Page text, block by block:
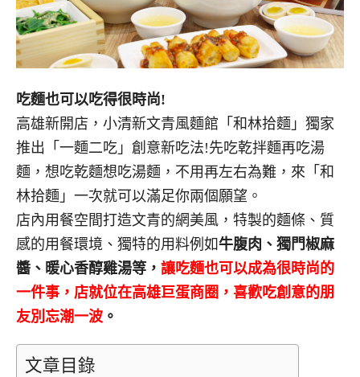
吃麵也可以吃得很時尚!
高雄新開店，小清新文青風麵館「和林拾麵」獨家
推出「一麵二吃」創意新吃法!先吃乾拌麵再吃湯
麵，想吃乾麵想吃湯麵，不用再左右為難，來「和
林拾麵」一次就可以滿足你兩個願望。
店內用餐空間打造文青的網美風，特製的麵條、質
感的用餐環境、獨特的用料例如 牛腹肉、獨門椒麻
醬、暖心香醇雞湯等， 讓吃麵也可以成為很時尚的
一件事，店就位在高雄巨蛋商圈，喜歡吃創意的朋
友別忘潮一波 。
文章目錄